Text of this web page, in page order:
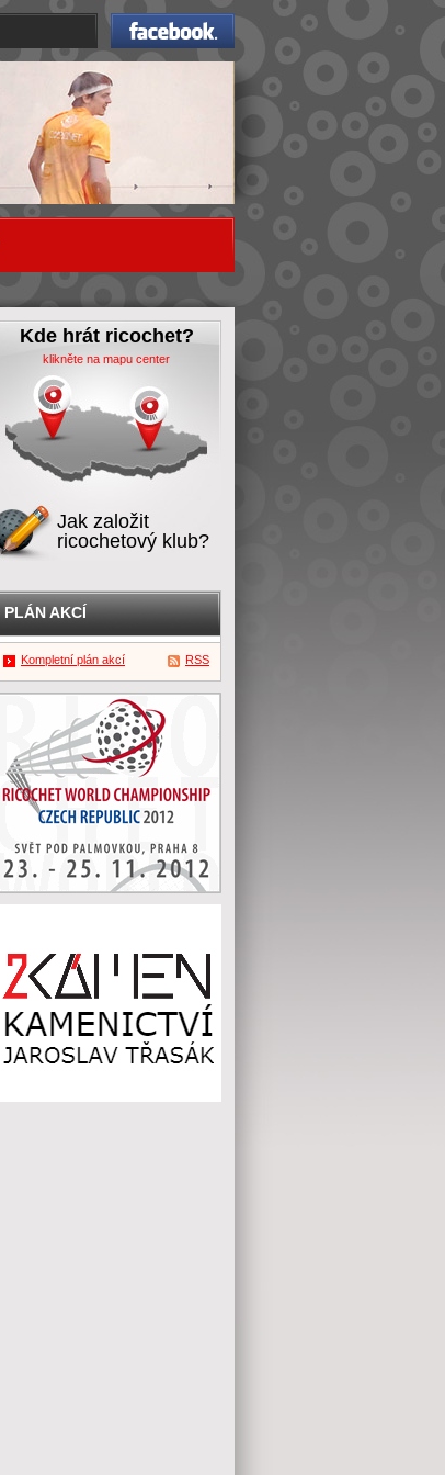
Facebook
Kde hrát ricochet?
klikněte na mapu center
Jak založit
ricochetový klub?
PLÁN AKCÍ
Kompletní plán akcí RSS